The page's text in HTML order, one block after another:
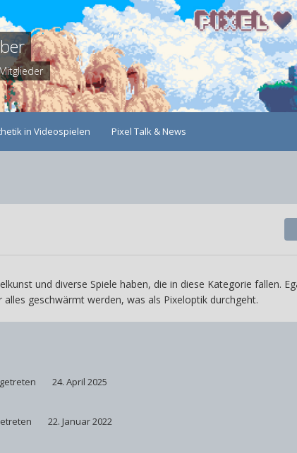
in Videospielen Pixel Talk & News
und diverse Spiele haben, die in diese Kategorie fallen.
geschwärmt werden, was als Pixeloptik durchgeht.
24. April 2025
22. Januar 2022